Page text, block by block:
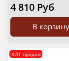
4 810 Руб
В корзину
ХИТ продаж